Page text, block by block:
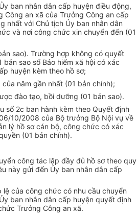
ban nhân dân cấp huyện điều động,
Công an xã của Trưởng Công an cấp
nhất với Chủ tịch Ủy ban nhân dân
và nơi công chức xin chuyển đến (01
sao). Trường hợp không có quyết
bản sao sổ Bảo hiểm xã hội có xác
huyện kèm theo hồ sơ;
năm gần nhất (01 bản chính);
đào tạo, bồi dưỡng (01 bản sao).
số 2c ban hành kèm theo Quyết định
10/2008 của Bộ trưởng Bộ Nội vụ về
lý hồ sơ cán bộ, công chức có xác
(01 bản chính).
công tác lập đầy đủ hồ sơ theo quy
này gửi đến Ủy ban nhân dân cấp
lệ của công chức có nhu cầu chuyển
ban nhân dân cấp huyện quyết định
Trưởng Công an xã.